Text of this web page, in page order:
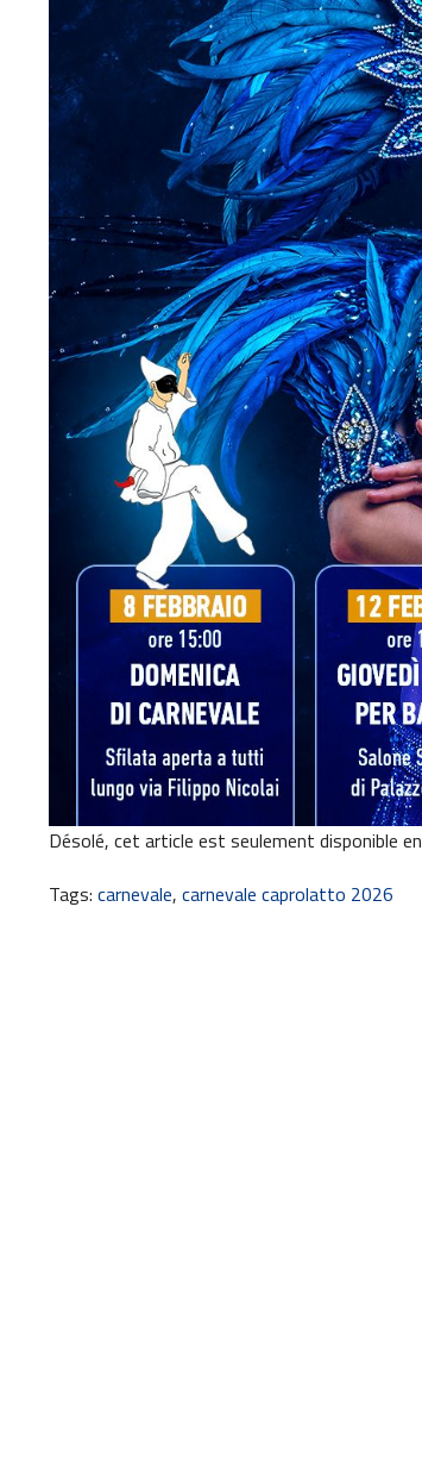
Désolé, cet article est seulement disponible en
Tags: carnevale, carnevale caprolatto 2026